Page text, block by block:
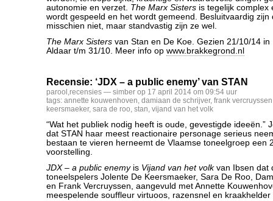
autonomie en verzet. The Marx Sisters is tegelijk complex
wordt gespeeld en het wordt gemeend. Besluitvaardig zijn
misschien niet, maar standvastig zijn ze wel.
The Marx Sisters van Stan en De Koe. Gezien 21/10/14 in
Aldaar t/m 31/10. Meer info op www.brakkegrond.nl
Recensie: ‘JDX – a public enemy’ van STAN
parool ,recensies — simber op 17 april 2014 om 09:54 uur
tags: annette kouwenhoven, damiaan de schrijver, frank vercruyssen
keersmaeker, sara de roo, stan, vijand van het volk
“Wat het publiek nodig heeft is oude, gevestigde ideeën.”
dat STAN haar meest reactionaire personage serieus
bestaan te vieren herneemt de Vlaamse toneelgroep een
voorstelling.
JDX – a public enemyis Vijand van het volkvan Ibsen dat
toneelspelers Jolente De Keersmaeker, Sara De Roo,
en Frank Vercruyssen, aangevuld met Annette
meespelende souffleur virtuoos, razensnel en kraakhelder